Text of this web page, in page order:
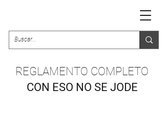
REGLAMENTO COMPLETO
CON ESO NO SE JODE